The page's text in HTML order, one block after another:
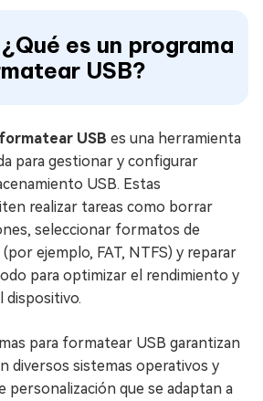
es un programa
USB?
USB es una herramienta
para gestionar y configurar
USB. Estas
realizar tareas como borrar
seleccionar formatos de
ejemplo, FAT, NTFS) y reparar
para optimizar el rendimiento y
dispositivo.
para formatear USB garantizan
diversos sistemas operativos y
personalización que se adaptan a